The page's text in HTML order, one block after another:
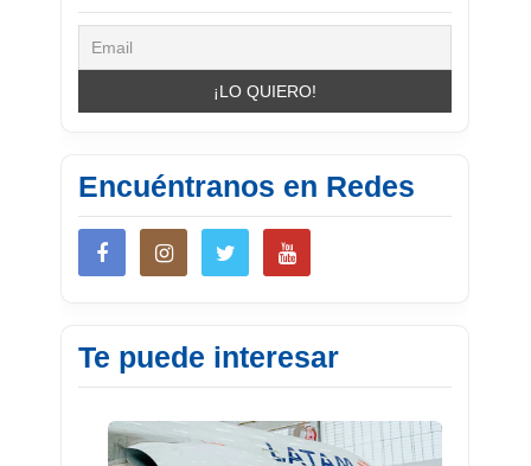
Encuéntranos en Redes
Te puede interesar